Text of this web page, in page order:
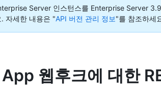
Server 인스턴스를 Enterprise Server
자세한 내용은 "API 버전 관리 정보"를 참조하세
웹후크에 대한